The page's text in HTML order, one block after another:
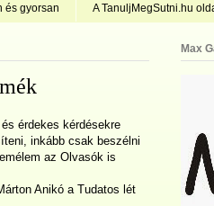
és gyorsan A TanuljMegSutni.hu
érdekes kérdésekre
inkább csak beszélni
az Olvasók is
Anikó a Tudatos lét
Max